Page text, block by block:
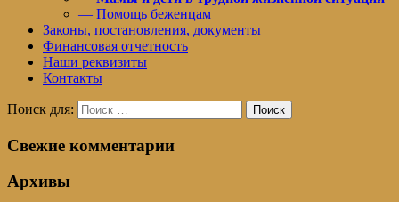
— Помощь беженцам
Законы, постановления, документы
Финансовая отчетность
Наши реквизиты
Контакты
Поиск для: Поиск
Свежие комментарии
Архивы